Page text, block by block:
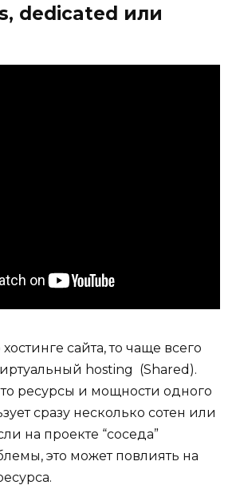
dedicated или
сайта, то чаще всего
hosting (Shared).
ресурсы и мощности одного
сразу несколько сотен или
на проекте “соседа”
это может повлиять на